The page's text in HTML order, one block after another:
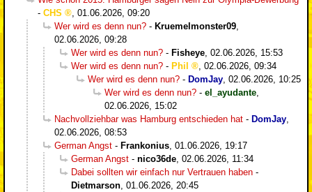
- CHS , 01.06.2026, 09:20
Wer wird es denn nun? - Kruemelmonster09,
02.06.2026, 09:28
Wer wird es denn nun? - Fisheye, 02.06.2026, 15:53
Wer wird es denn nun? - Phil , 02.06.2026, 09:34
Wer wird es denn nun? - DomJay, 02.06.2026, 10:25
Wer wird es denn nun? - el_ayudante,
02.06.2026, 15:02
Nachvollziehbar was Hamburg entschieden hat - DomJay,
02.06.2026, 08:53
German Angst - Frankonius, 01.06.2026, 19:17
German Angst - nico36de, 02.06.2026, 11:34
Dabei sollten wir einfach nur Vertrauen haben -
Dietmarson, 01.06.2026, 20:45